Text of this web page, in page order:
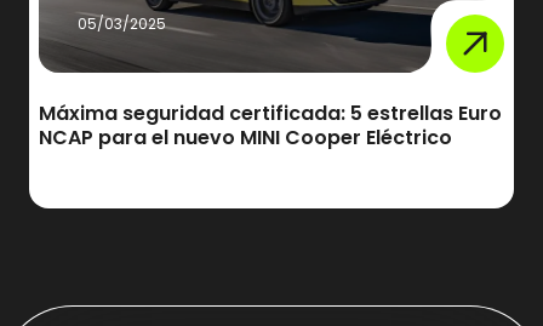
05/03/2025
Máxima seguridad certificada: 5 estrellas Euro
NCAP para el nuevo MINI Cooper Eléctrico